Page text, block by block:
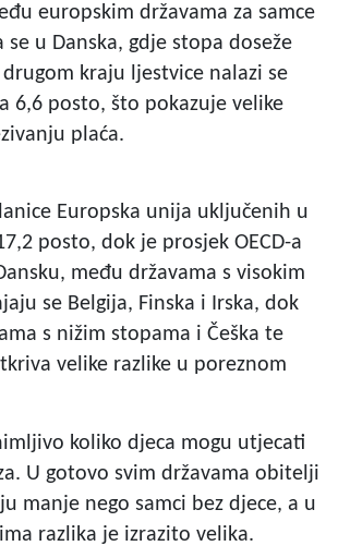
europskim državama za samce
se u Danska, gdje stopa doseže
kraju ljestvice nalazi se
6,6 posto, što pokazuje velike
plaća.
Europska unija uključenih u
posto, dok je prosjek OECD-a
među državama s visokim
se Belgija, Finska i Irska, dok
s nižim stopama i Češka te
velike razlike u poreznom
koliko djeca mogu utjecati
U gotovo svim državama obitelji
manje nego samci bez djece, a u
razlika je izrazito velika.